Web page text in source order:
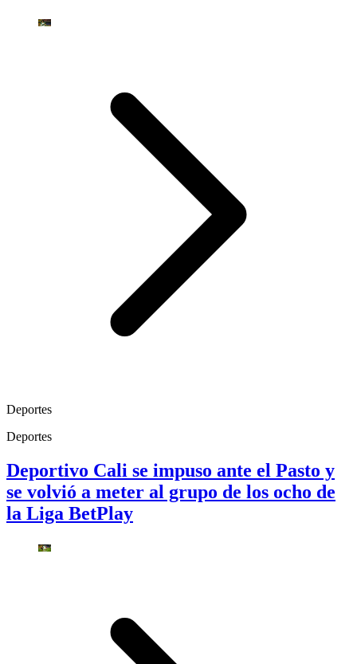
Deportes
Deportes
Deportivo Cali se impuso ante el Pasto y
se volvió a meter al grupo de los ocho de
la Liga BetPlay